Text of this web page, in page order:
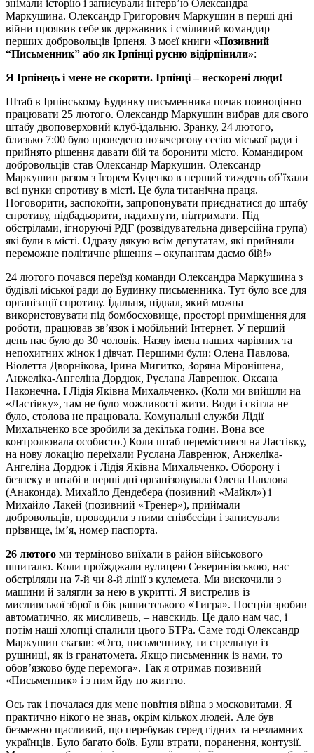
знімали історію і записували інтерв’ю Олександра
Маркушина. Олександр Григорович Маркушин в перші дні
війни проявив себе як державник і сміливий командир
перших добровольців Ірпеня. З моєї книги «Позивний
“Письменник” або як Ірпінці русню відірпінили»:
Я Ірпінець і мене не скорити. Ірпінці – нескорені люди!
Штаб в Ірпінському Будинку письменника почав повноцінно
працювати 25 лютого. Олександр Маркушин вибрав для свого
штабу двоповерховий клуб-їдальню. Зранку, 24 лютого,
близько 7:00 було проведено позачергову сесію міської ради і
прийнято рішення давати бій та боронити місто. Командиром
добровольців став Олександр Маркушин. Олександр
Маркушин разом з Ігорем Куценко в перший тиждень об’їхали
всі пунки спротиву в місті. Це була титанічна праця.
Поговорити, заспокоїти, запропонувати приєднатися до штабу
спротиву, підбадьорити, надихнути, підтримати. Під
обстрілами, ігноруючі РДГ (розвідувательна диверсійна група)
які були в місті. Одразу дякую всім депутатам, які прийняли
переможне політичне рішення – окупантам даємо бій!»
24 лютого почався переїзд команди Олександра Маркушина з
будівлі міської ради до Будинку письменника. Тут було все для
організації спротиву. Їдальня, підвал, який можна
використовувати під бомбосховище, просторі приміщення для
роботи, працював зв’язок і мобільний Інтернет. У перший
день нас було до 30 чоловік. Назву імена наших чарівних та
непохитних жінок і дівчат. Першими були: Олена Павлова,
Віолетта Дворнікова, Ірина Мигитко, Зоряна Міронішена,
Анжеліка-Ангеліна Дордюк, Руслана Лавренюк. Оксана
Наконечна. І Лідія Яківна Михальченко. (Коли ми вийшли на
«Ластівку», там не було можливості жити. Води і світла не
було, столова не працювала. Комунальні служби Лідії
Михальченко все зробили за декілька годин. Вона все
контролювала особисто.) Коли штаб перемістився на Ластівку,
на нову локацію переїхали Руслана Лавренюк, Анжеліка-
Ангеліна Дордюк і Лідія Яківна Михальченко. Оборону і
безпеку в штабі в перші дні організовувала Олена Павлова
(Анаконда). Михайло Дендебера (позивний «Майкл») і
Михайло Лакей (позивний «Тренер»), приймали
добровольців, проводили з ними співбесіди і записували
прізвище, ім’я, номер паспорта.
26 лютого ми терміново виїхали в район військового
шпиталю. Коли проїжджали вулицею Северинівською, нас
обстріляли на 7-й чи 8-й лінії з кулемета. Ми вискочили з
машини й залягли за нею в укритті. Я вистрелив із
мисливської зброї в бік рашистського «Тигра». Постріл зробив
автоматично, як мисливець, – навскидь. Це дало нам час, і
потім наші хлопці спалили цього БТРа. Саме тоді Олександр
Маркушин сказав: «Ого, письменнику, ти стрельнув із
рушниці, як із гранатомета. Якщо письменник із нами, то
обов’язково буде перемога». Так я отримав позивний
«Письменник» і з ним йду по життю.
Ось так і почалася для мене новітня війна з московитами. Я
практично нікого не знав, окрім кількох людей. Але був
безмежно щасливий, що перебував серед гідних та незламних
українців. Було багато боїв. Були втрати, поранення, контузії.